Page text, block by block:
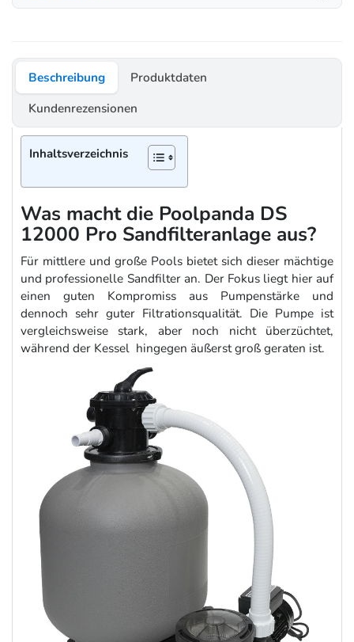
Beschreibung
Produktdaten
Kundenrezensionen
Inhaltsverzeichnis
Was macht die Poolpanda DS
12000 Pro Sandfilteranlage aus?
Für mittlere und große Pools bietet sich dieser mächtige
und professionelle Sandfilter an. Der Fokus liegt hier auf
einen guten Kompromiss aus Pumpenstärke und
dennoch sehr guter Filtrationsqualität. Die Pumpe ist
vergleichsweise stark, aber noch nicht überzüchtet,
während der Kessel hingegen äußerst groß geraten ist.